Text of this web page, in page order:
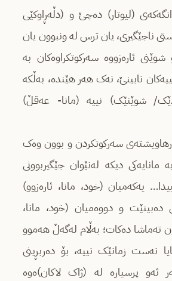
(لیوتار) دەچێ و (دڵەڕاوکێی
ناجێگیری، یان ترس لە ونبوون یان
شوێنی ئارەزووە سەرکوتکراوەکان بە
نابینێ، نەک هەر هێندە، بەڵکە
شوێنێک) نییە (مانا- عەقڵ)
سەرکوتکردن و بوون وەک
مانایەکی دیکە لەنێوان جێگیربوونی
یەکەمیان (خود، مانا، ئارەزوو)
دەبینێت و دووەمیان (خود، مانا،
تەماشا دەکات؛ بەڵام لەگەڵ هەموو
نەست زمانێک نییە، بۆ دەربڕینی
ئەو پرسیارە لە (ژاک لاکان)ەوە